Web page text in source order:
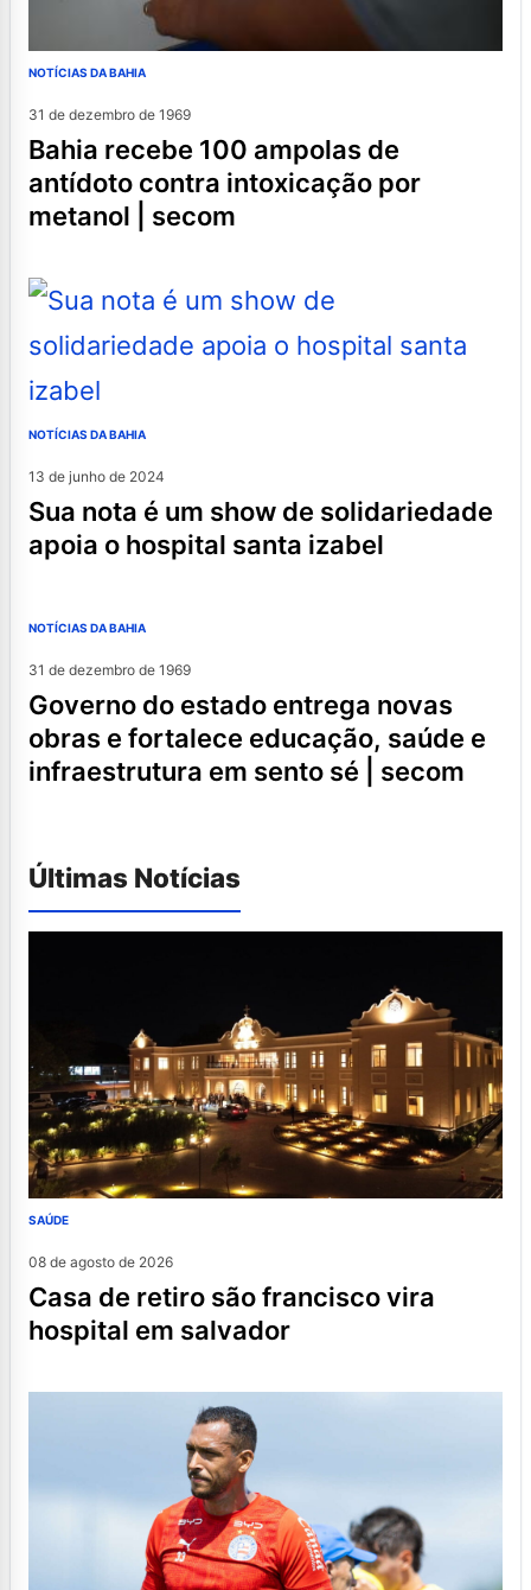
NOTÍCIAS DA BAHIA
31 de dezembro de 1969
bahia recebe 100 ampolas de
antídoto contra intoxicação por
metanol | secom
NOTÍCIAS DA BAHIA
13 de junho de 2024
sua nota é um show de solidariedade
apoia o hospital santa izabel
NOTÍCIAS DA BAHIA
31 de dezembro de 1969
governo do estado entrega novas
obras e fortalece educação, saúde e
infraestrutura em sento sé | secom
Últimas Notícias
SAÚDE
08 de agosto de 2026
casa de retiro são francisco vira
hospital em salvador